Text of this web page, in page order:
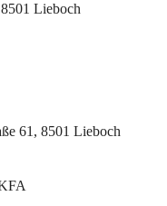
Lieboch
61, 8501 Lieboch